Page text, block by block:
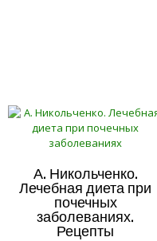
А. Никольченко.
Лечебная диета при
почечных
заболеваниях.
Рецепты